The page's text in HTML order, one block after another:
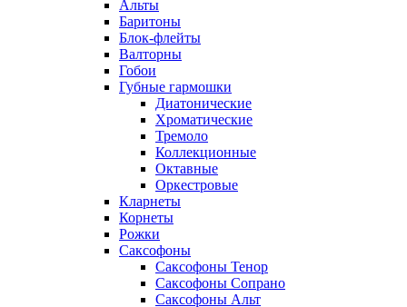
Альты
Баритоны
Блок-флейты
Валторны
Гобои
Губные гармошки
Диатонические
Хроматические
Тремоло
Коллекционные
Октавные
Оркестровые
Кларнеты
Корнеты
Рожки
Саксофоны
Саксофоны Тенор
Саксофоны Сопрано
Саксофоны Альт